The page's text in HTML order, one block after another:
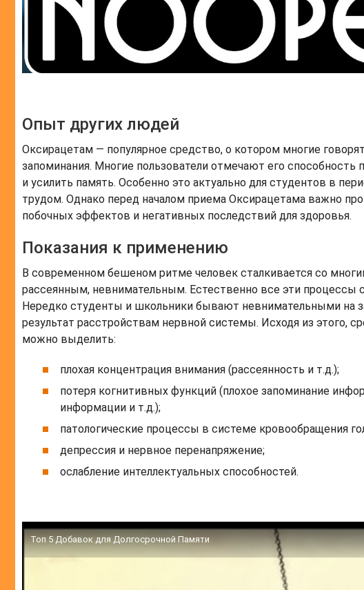
Опыт других людей
Оксирацетам — популярное средство, о котором многие
запоминания. Многие пользователи отмечают его
и усилить память. Особенно это актуально для студентов в
трудом. Однако перед началом приема Оксирацетама важно
побочных эффектов и негативных последствий для здоровья.
Показания к применению
В современном бешеном ритме человек сталкивается со
рассеянным, невнимательным. Естественно все эти процессы
Нередко студенты и школьники бывают невнимательными на
результат расстройствам нервной системы. Исходя из этого,
можно выделить:
плохая концентрация внимания (рассеянность и т.д.);
потеря когнитивных функций (плохое запоминание
информации и т.д.);
патологические процессы в системе кровообращения
депрессия и нервное перенапряжение;
ослабление интеллектуальных способностей.
Топ 5 Добавок для Долгосрочной Памяти